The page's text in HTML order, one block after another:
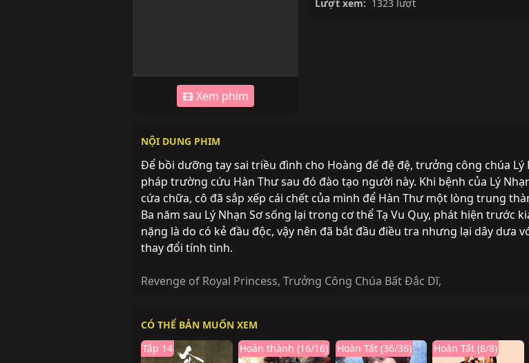
Xem phim
Lượt xem: 1323 lượt
NỘI DUNG PHIM
Để bồi dưỡng tay sai triều đình cho Hoàng đế đệ đệ, trưởng công chúa Lý
pháp trường cứu Hàn Thư sau đó đào tạo người này. Khi bệnh của Lý
cứa chữa, cô đã sắp xếp cái chết của mình để Hàn Thư một lòng trung
Ba năm sau Lý Nhạn Sơ sống lại trong cơ thể Tạ Vu Quy, phát hiện trước
nặng là do có kẻ đầu độc, vậy nên đã bắt đầu điều tra nhưng lại dây dưa
thay đổi tính tình.
Revenge of Royal Princess, Trưởng Công Chúa Bất Đắc Dĩ,
CÓ THỂ BẢN MUỐN XEM
Tập 14 Hoàn thành (16/16) Hoàn Tất (36/36) Hoàn Tất (8/8)